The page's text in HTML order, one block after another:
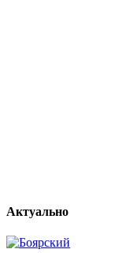
Актуально